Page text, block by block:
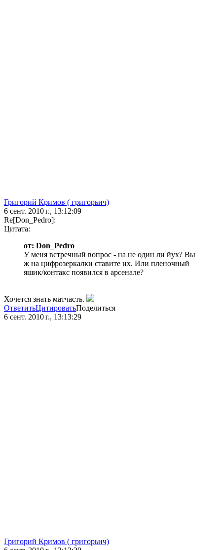
Григорий Кримов ( григорьич)
6 сент. 2010 г., 13:12:09
Re[Don_Pedro]:
Цитата:
от: Don_Pedro
У меня встречный вопрос - на не один ли йух? Вы
ж на цифрозеркалки ставите их. Или пленочный
яшик/контакс появился в арсенале?
Хочется знать матчасть.
ОтветитьЦитироватьПоделиться
6 сент. 2010 г., 13:13:29
Григорий Кримов ( григорьич)